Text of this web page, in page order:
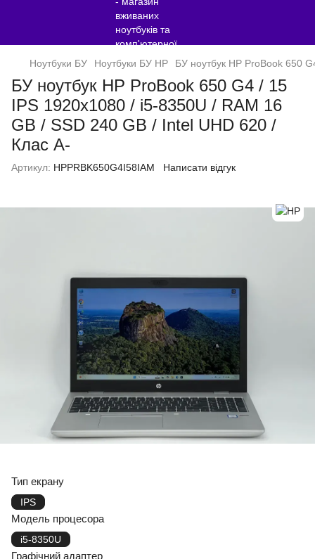
Ноутбуки БУ Ноутбуки БУ HP БУ ноутбук HP ProBook 650
БУ ноутбук HP ProBook 650 G4 / 15
IPS 1920x1080 / i5-8350U / RAM 16
GB / SSD 240 GB / Intel UHD 620 /
Клас A-
Артикул: HPPRBK650G4I58IAM Написати відгук
Тип екрану
IPS
Модель процесора
i5-8350U
Графічний адаптер